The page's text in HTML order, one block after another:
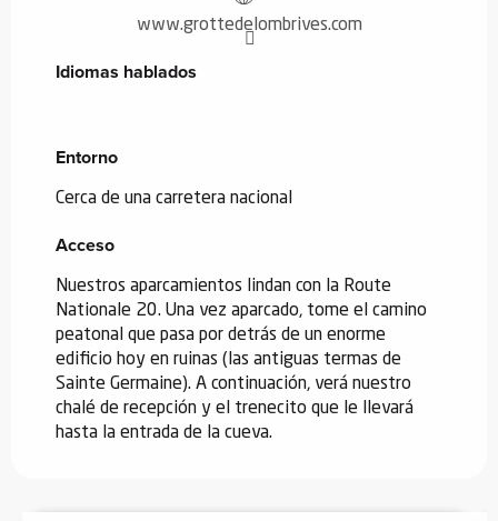
www.grottedelombrives.com
Idiomas hablados
Idiomas hablados
Entorno
Entorno
Cerca de una carretera nacional
Acceso
Acceso
Nuestros aparcamientos lindan con la Route
Nationale 20. Una vez aparcado, tome el camino
peatonal que pasa por detrás de un enorme
edificio hoy en ruinas (las antiguas termas de
Sainte Germaine). A continuación, verá nuestro
chalé de recepción y el trenecito que le llevará
hasta la entrada de la cueva.